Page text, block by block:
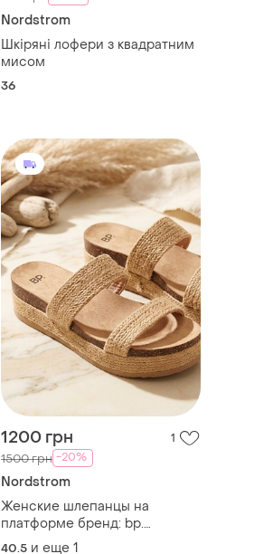
Nordstrom
Шкіряні лофери з квадратним
мисом
36
1200 грн 1
1500 грн -20%
Nordstrom
Женские шлепанцы на
платформе бренд: bp.
(линейка американского
40.5 и еще 1